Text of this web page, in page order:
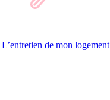
L’entretien de mon logement